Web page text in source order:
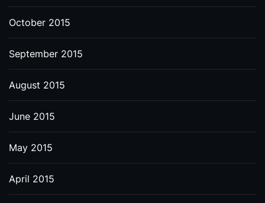
October 2015
September 2015
August 2015
June 2015
May 2015
April 2015